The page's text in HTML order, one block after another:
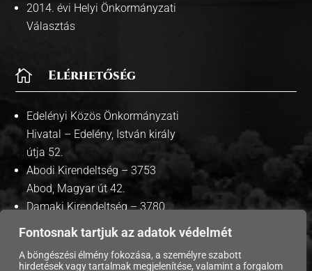
Fontosnak tartjuk az adatok védelmét
A böngészési élmény fokozása, a személyre szabott
hirdetések vagy tartalmak megjelenítése, valamint a forgalom
2014. évi Helyi Önkormányzati
Választás
 Elérhetőség
Edelényi Közös Önkormányzati
Hivatal – Edelény, István király
útja 52.
Abodi Kirendeltség – 3753
Abod, Magyar út 42.
Damaki Kirendeltség – 3780
Damak, Szabadság út 35.